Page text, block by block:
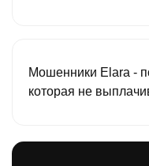
Мошенники Elara -
которая не